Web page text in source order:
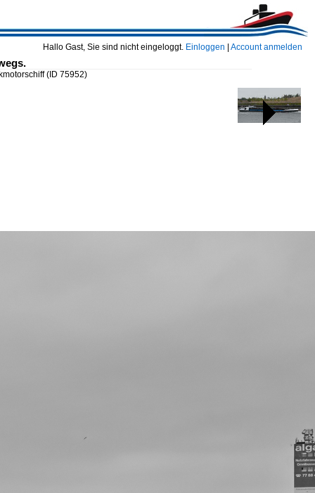
Hallo Gast, Sie sind nicht eingeloggt. Einloggen Account anmelden
(ID 75952)